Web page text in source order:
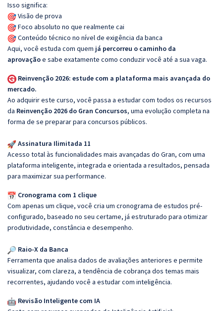
Isso significa:
Visão de prova
Foco absoluto no que realmente cai
Conteúdo técnico no nível de exigência da banca
Aqui, você estuda com quem já percorreu o caminho da
aprovaçãoe sabe exatamente como conduzir você até a sua vaga.
Reinvenção 2026: estude com a plataforma mais avançada do
mercado.
Ao adquirir este curso, você passa a estudar com todos os recursos
da Reinvenção 2026 do Gran Concursos, uma evolução completa na
forma de se preparar para concursos públicos.
Assinatura Ilimitada 11
Acesso total às funcionalidades mais avançadas do Gran, com uma
plataforma inteligente, integrada e orientada a resultados, pensada
para maximizar sua performance.
Cronograma com 1 clique
Com apenas um clique, você cria um cronograma de estudos pré-
configurado, baseado no seu certame, já estruturado para otimizar
produtividade, constância e desempenho.
Raio-X da Banca
Ferramenta que analisa dados de avaliações anteriores e permite
visualizar, com clareza, a tendência de cobrança dos temas mais
recorrentes, ajudando você a estudar com inteligência.
Revisão Inteligente com IA